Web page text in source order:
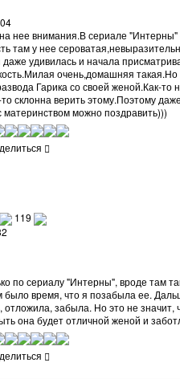
нее внимания.В сериале "Интерны"
там у нее
удивилась и начала
очень,домашняя
Гарика со своей женой.Как-
склонна верить этому.Поэтому
материнством можно поздравить)))
119
по сериалу "Интерны", вроде там
время, что я позабыла ее.
отложила, забыла. Но это не значит,
она будет отличной женой и